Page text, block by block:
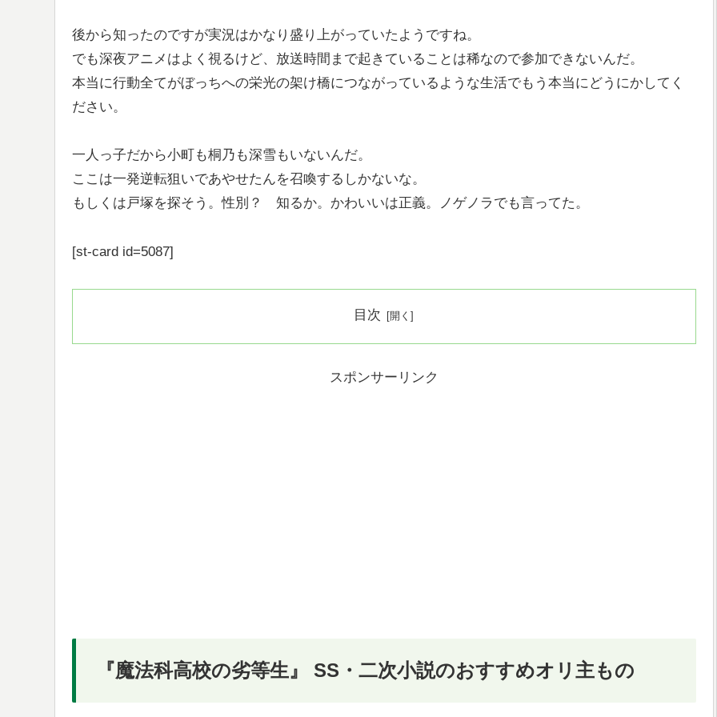
後から知ったのですが実況はかなり盛り上がっていたようですね。
でも深夜アニメはよく視るけど、放送時間まで起きていることは稀なので参加できないんだ。
本当に行動全てがぼっちへの栄光の架け橋につながっているような生活でもう本当にどうにかしてく
ださい。
一人っ子だから小町も桐乃も深雪もいないんだ。
ここは一発逆転狙いであやせたんを召喚するしかないな。
もしくは戸塚を探そう。性別？ 知るか。かわいいは正義。ノゲノラでも言ってた。
[st-card id=5087]
目次
スポンサーリンク
『魔法科高校の劣等生』 SS・二次小説のおすすめオリ主もの